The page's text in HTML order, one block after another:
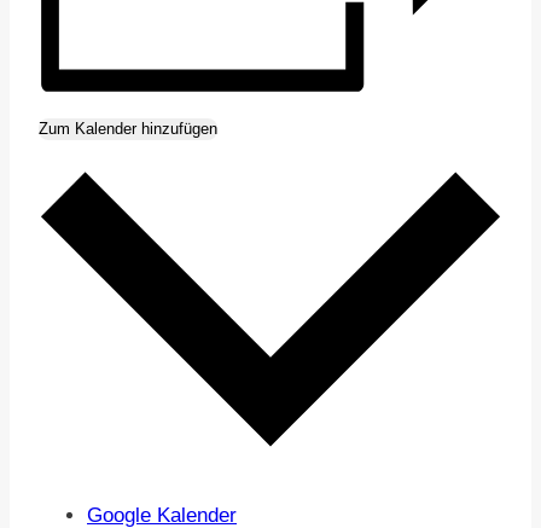
Zum Kalender hinzufügen
Google Kalender